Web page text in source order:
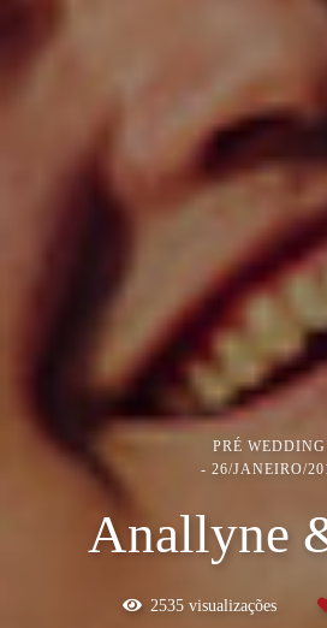
PRÉ WEDDING
26/JANEIRO/
Anallyne
2535visualizações